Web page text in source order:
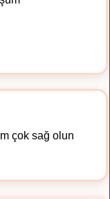
çok sağ olun